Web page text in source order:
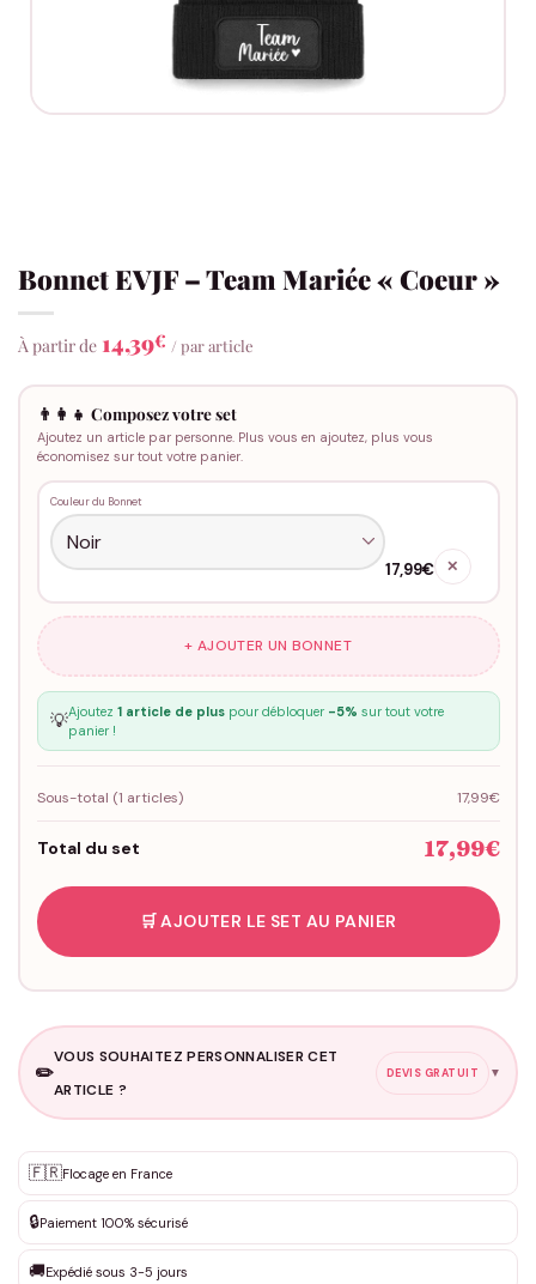
Bonnet EVJF – Team Mariée « Coeur »
À partir de 14,39€ / par article
👨‍👩‍👧 Composez votre set
Ajoutez un article par personne. Plus vous en ajoutez, plus vous
économisez sur tout votre panier.
Couleur du Bonnet
17,99€ ✕
+ AJOUTER UN BONNET
💡Ajoutez 1 article de pluspour débloquer -5% sur tout votre
panier !
Sous-total (1 articles) 17,99€
Total du set 17,99€
🛒 AJOUTER LE SET AU PANIER
✏️
VOUS SOUHAITEZ PERSONNALISER CET
ARTICLE ?
DEVIS GRATUIT ▼
✨ Personnalisation sur mesure
DEVIS GRATUIT · Personnalisation de 3 à 10€ selon la demande
Que souhaitez-vous ?*
🇫🇷Flocage en France
🔒Paiement 100% sécurisé
🚚Expédié sous 3-5 jours